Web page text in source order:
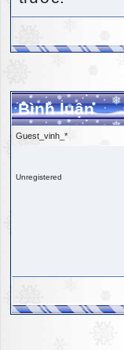
Bình luận
Guest_vinh_*
Unregistered